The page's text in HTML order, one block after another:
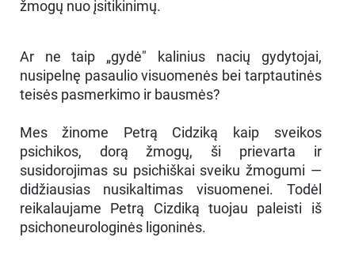
žmogų nuo įsitikinimų.
Ar ne taip „gydė" kalinius nacių gydytojai,
nusipelnę pasaulio visuomenės bei tarptautinės
teisės pasmerkimo ir bausmės?
Mes žinome Petrą Cidziką kaip sveikos
psichikos, dorą žmogų, ši prievarta ir
susidorojimas su psichiškai sveiku žmogumi —
didžiausias nusikaltimas visuomenei. Todėl
reikalaujame Petrą Cizdiką tuojau paleisti iš
psichoneurologinės ligoninės.